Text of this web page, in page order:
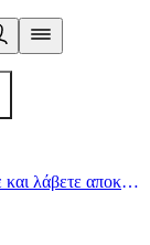
Ο υγιεινός τρόπος ζωής ξεκινά εδώ. Εγγραφείτε και λάβετε αποκλειστικές προσφορές